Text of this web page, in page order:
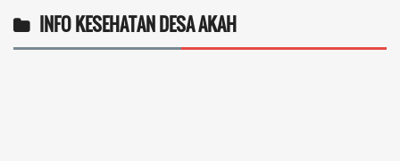
INFO KESEHATAN DESA AKAH